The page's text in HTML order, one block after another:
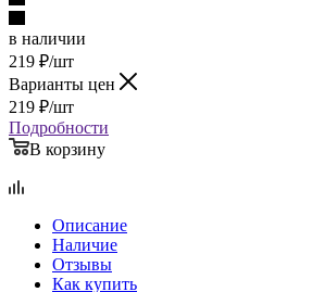
в наличии
219 ₽/шт
Варианты цен
219 ₽/шт
Подробности
В корзину
Описание
Наличие
Отзывы
Как купить